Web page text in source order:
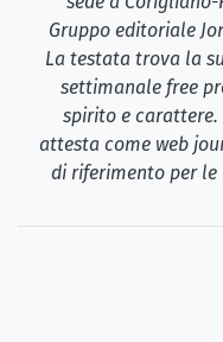
Gruppo editoriale
La testata trova la
settimanale free
spirito e carattere.
attesta come web
di riferimento per